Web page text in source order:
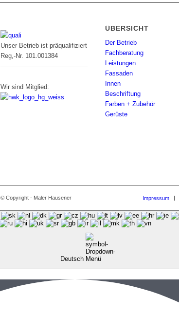
Unser Betrieb ist präqualifiziert
Reg,-Nr. 101.001384
Wir sind Mitglied:
ÜBERSICHT
Der Betrieb
Fachberatung
Leistungen
Fassaden
Innen
Beschriftung
Farben + Zubehör
Gerüste
© Copyright - Maler Hausener Impressum
Deutsch